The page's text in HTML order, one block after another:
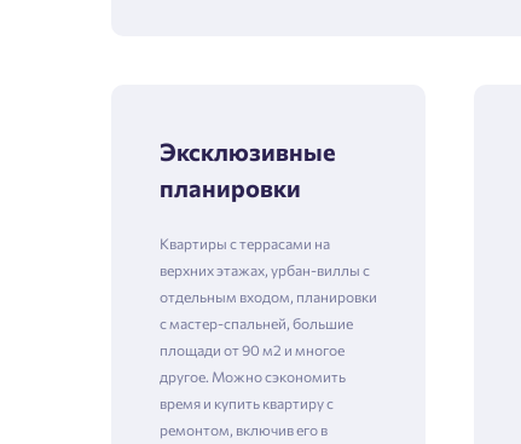
Эксклюзивные
планировки
Квартиры с террасами на
верхних этажах, урбан-виллы с
отдельным входом, планировки
с мастер-спальней, большие
площади от 90 м2 и многое
другое. Можно сэкономить
время и купить квартиру с
ремонтом, включив его в